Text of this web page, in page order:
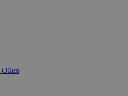
Olien